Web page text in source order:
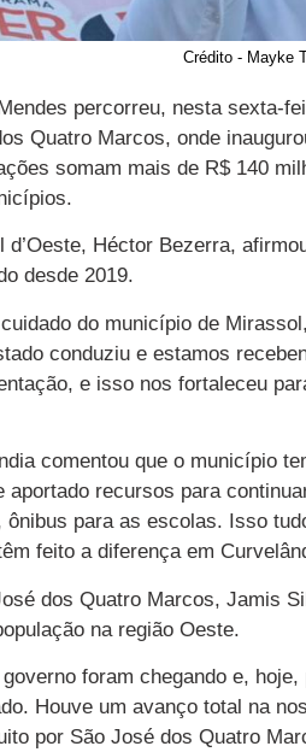
Crédito - Mayke
percorreu, nesta sexta-
Quatro Marcos, onde
somam mais de R$ 140
d’Oeste, Héctor Bezerra,
desde 2019.
do município de
conduziu e estamos
e isso nos fortaleceu
comentou que o município
aportado recursos para
ônibus para as escolas. Isso
feito a diferença em
dos Quatro Marcos, Jamis
na região Oeste.
foram chegando e,
Houve um avanço total na
por São José dos Quatro